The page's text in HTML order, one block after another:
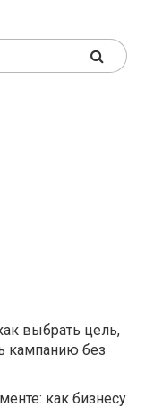
выбрать цель,
кампанию без
как бизнесу